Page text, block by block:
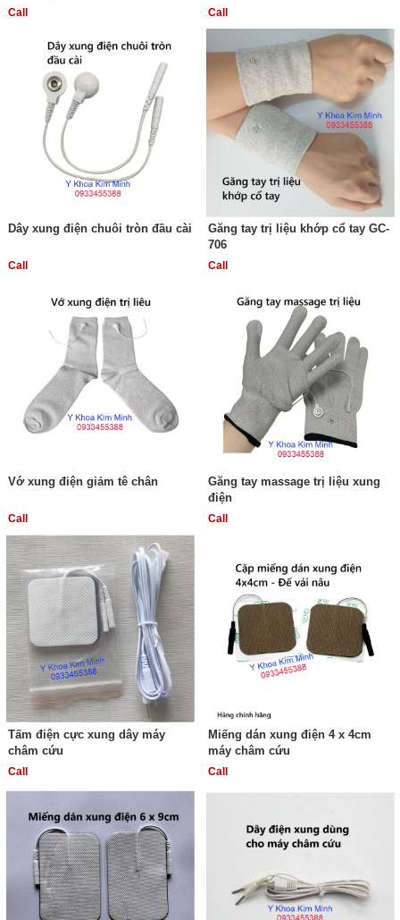
Call Call
Dây xung điện chuôi tròn đầu cài
Call
Găng tay trị liệu khớp cổ tay GC-
706
Call
Vớ xung điện giảm tê chân
Call
Găng tay massage trị liệu xung
điện
Call
Tấm điện cực xung dây máy
châm cứu
Call
Miếng dán xung điện 4 x 4cm
máy châm cứu
Call